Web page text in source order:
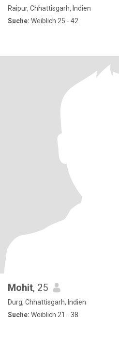
Raipur, Chhattisgarh, Indien
Suche: Weiblich 25 - 42
Mohit, 25
Durg, Chhattisgarh, Indien
Suche: Weiblich 21 - 38